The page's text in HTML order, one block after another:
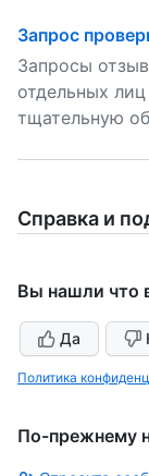
Запрос
Запросы
отдельных
тщательную
Справка и
Вы нашли что
Да
Политика
По-прежнему